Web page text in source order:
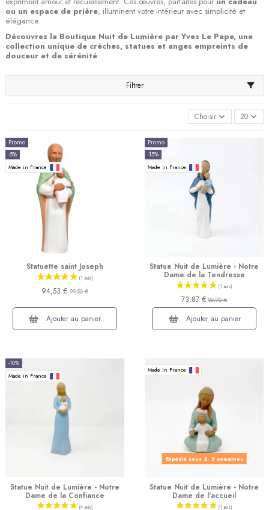
ou un espace de prière, illuminent votre intérieur avec simplicité et
élégance.
Découvrez la Boutique Nuit de Lumière par Yves Le Pape, une
collection unique de crèches, statues et anges empreints de
douceur et de sérénité
Filtrer
Choisir 20
Promo
-5%
Made in France
Statuette saint Joseph
94,53 € 99,50 €
Ajouter au panier
Promo
-15%
Made in France
Statue Nuit de Lumière - Notre
Dame de la Tendresse
73,87 €86,90 €
Ajouter au panier
-10%
Made in France
Statue Nuit de Lumière - Notre
Dame de la Confiance
Made in France
Expédié sous 2- 3 semaines
Statue Nuit de Lumière - Notre
Dame de l'accueil